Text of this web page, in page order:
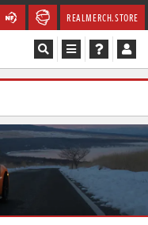
REALMERCH.STORE